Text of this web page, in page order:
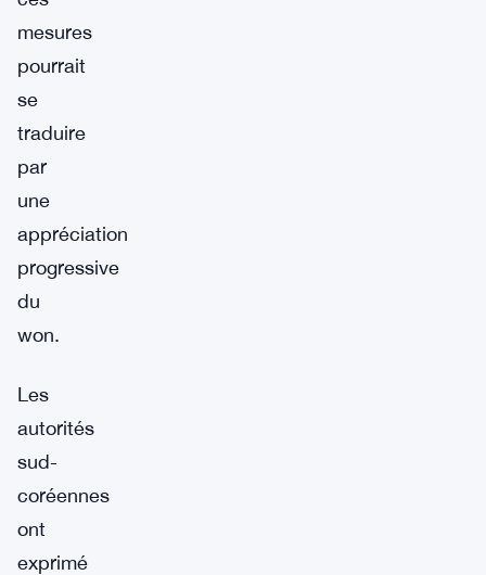
mesures
pourrait
se
traduire
par
une
appréciation
progressive
du
won.
Les
autorités
sud-
coréennes
ont
exprimé